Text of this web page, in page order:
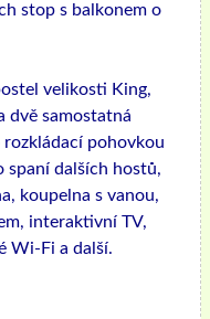
stop s balkonem o
velikosti King,
dvě samostatná
rozkládací pohovkou
spaní dalších hostů,
koupelna s vanou,
​​interaktivní TV,
Wi-Fi a další.